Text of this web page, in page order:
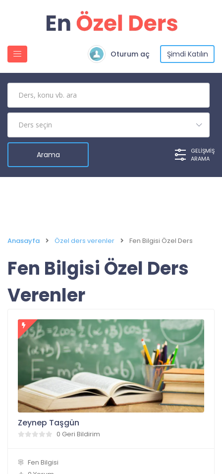
Oturum aç Şimdi Katılın
GELIŞMIŞ
ARAMA
Anasayfa Özel ders verenler Fen Bilgisi Özel Ders
Fen Bilgisi Özel Ders
Verenler
Zeynep Taşgün
0 Geri Bildirim
Fen Bilgisi